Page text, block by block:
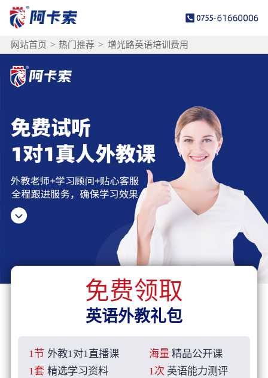
网站首页 > 热门推荐 > 增光路英语培训费用
免费领取
英语外教礼包
1节 外教1对1直播课 海量 精品公开课
1套 精选学习资料 1次 英语能力测评